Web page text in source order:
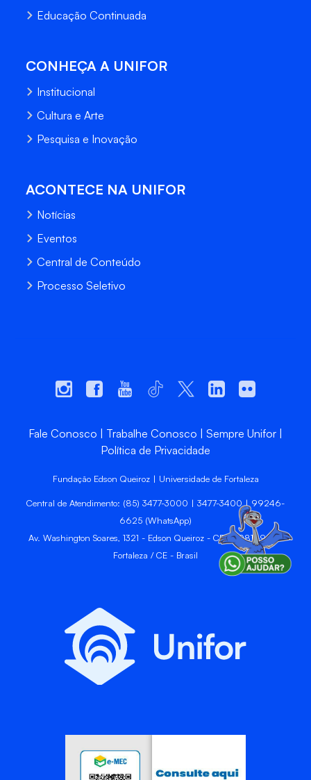
Educação Continuada
CONHEÇA A UNIFOR
Institucional
Cultura e Arte
Pesquisa e Inovação
ACONTECE NA UNIFOR
Notícias
Eventos
Central de Conteúdo
Processo Seletivo
Fale Conosco Trabalhe Conosco
Sempre Unifor
Política de Privacidade
Fundação Edson Queiroz | Universidade de Fortaleza
Central de Atendimento: (85) 3477-3000 | 3477-3400 | 99246-
6625 (WhatsApp)
Av. Washington Soares, 1321 - Edson Queiroz - CEP 60811-905 -
Fortaleza / CE - Brasil